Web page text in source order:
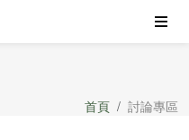
首頁 討論專區